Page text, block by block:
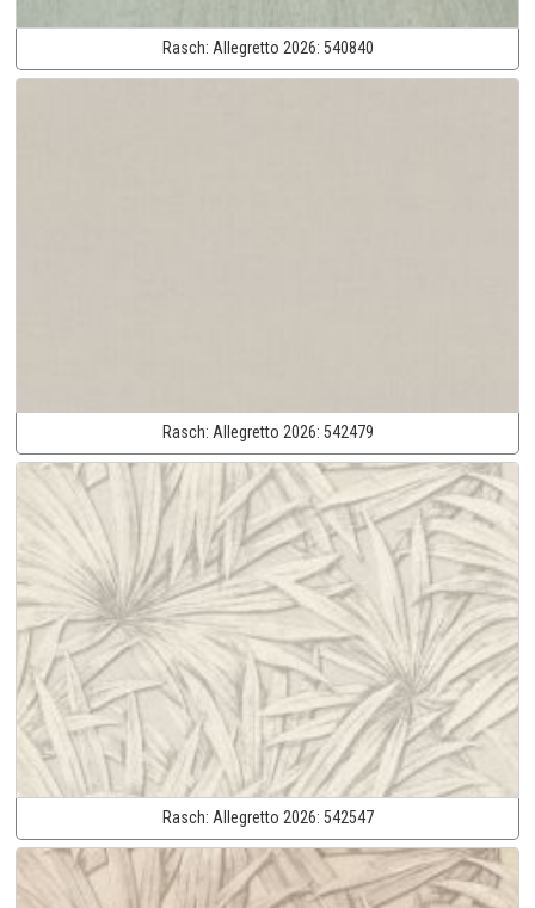
Rasch: Allegretto 2026: 540840
Rasch: Allegretto 2026: 542479
Rasch: Allegretto 2026: 542547